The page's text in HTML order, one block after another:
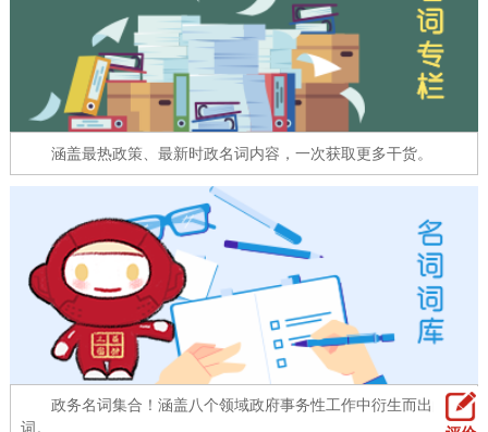
十六区概览 人文北京
绿色北京 图说北京 视频北京
多语种
ENGLISH 한국어 日本語
DEUTSCH FRANÇAIS РУССКИЙ ЯЗЫК
ESPAÑOL PORTUGUÊS
ITALIANO
涵盖最热政策、最新时政名词内容，一次获取更多干货。
政务名词集合！涵盖八个领域政府事务性工作中衍生而出的名
词。